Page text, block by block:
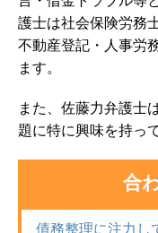
護士は社会保険労務
不動産登記・人事労
ます。
また、佐藤力弁護士
題に特に興味を持っ
合
債務整理に注力し